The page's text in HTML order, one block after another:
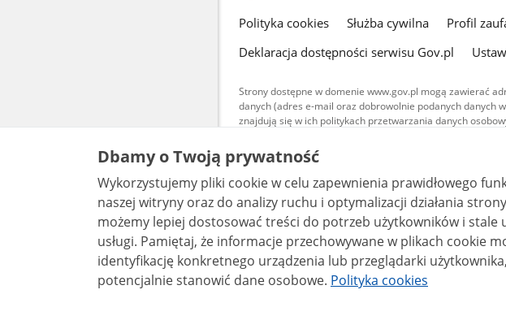
gov.pl
Polityka cookies Służba cywilna Profil
Deklaracja dostępności serwisu Gov.pl
Strony dostępne w domenie www.gov.pl mogą zawierać
danych (adres e-mail oraz dobrowolnie podanych danych
znajdują się w ich politykach przetwarzania danych
Treści tekstowe publikowane w serwisie (z
udostępniane na licencji typu Creative
warunkach 4.0 (CC BY-SA 4.0). Materiały
są udostępniane na licencji typu Creative
bez utworów zależnych 4.0 (CC BY-NC-ND
Dbamy o Twoją prywatność
Wykorzystujemy pliki cookie w celu zapewnienia prawidłowego
naszej witryny oraz do analizy ruchu i optymalizacji działania strony. Dzięki
możemy lepiej dostosować treści do potrzeb użytkowników i stale
usługi. Pamiętaj, że informacje przechowywane w plikach cookie mogą pozwalać na
identyfikację konkretnego urządzenia lub przeglądarki
potencjalnie stanowić dane osobowe. Polityka cookies